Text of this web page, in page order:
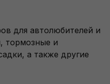
для автолюбителей и
тормозные и
а также другие